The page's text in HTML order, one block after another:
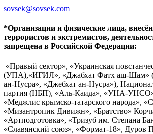
sovsek@sovsek.com
*Организации и физические лица,
террористов и экстремистов,
запрещена в Российской Федерации:
«Правый сектор», «Украинская
(УПА),«ИГИЛ», «Джабхат Фатх аш-Шам»
ан-Нусра», «Джебхат ан-Нусра»),
партия (НБП), «Аль-Каида», «УНА-
«Меджлис крымско-татарского народа»,
«Мизантропик Дивижн», «Братство»
«Артподготовка», «Тризуб им. Степана
«Славянский союз», «Формат-18», Дуров